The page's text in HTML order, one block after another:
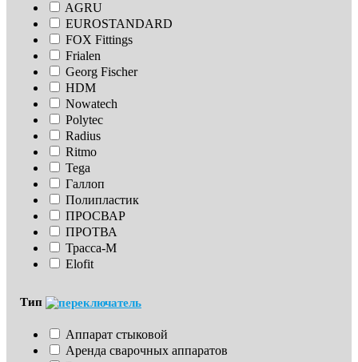
AGRU
EUROSTANDARD
FOX Fittings
Frialen
Georg Fischer
HDM
Nowatech
Polytec
Radius
Ritmo
Tega
Галлоп
Полипластик
ПРОСВАР
ПРОТВА
Трасса-М
Elofit
Тип
Аппарат стыковой
Аренда сварочных аппаратов